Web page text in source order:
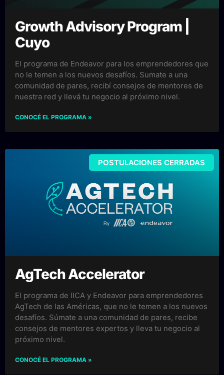
Growth Advisory Program |
Cuyo
El programa de Endeavor para los emprendedores que
no le temen a los nuevos desafíos. Sumate a una
comunidad de pares, recibí consejos de mentores de
nuestra red y llevá tu negocio al próximo nivel.
CONOCÉ EL PROGRAMA »
POSTULACIONES CERRADAS
AgTech Accelerator
El programa de IICA y Endeavor para emprendedores
AgTech de las Américas, que no le temen a los nuevos
desafíos. Súmate a una comunidad de pares, recibe
consejos de mentores expertos y lleva tu negocio al
próximo nivel.
CONOCÉ EL PROGRAMA »